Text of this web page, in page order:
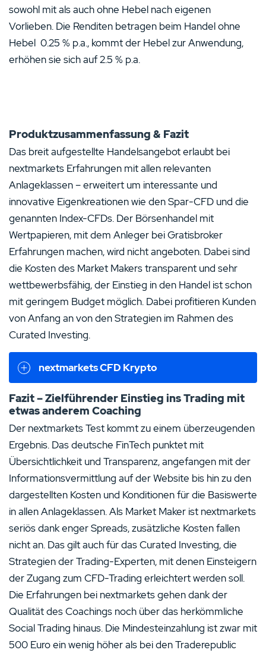
sowohl mit als auch ohne Hebel nach eigenen
Vorlieben. Die Renditen betragen beim Handel ohne
Hebel 0.25 % p.a., kommt der Hebel zur Anwendung,
erhöhen sie sich auf 2.5 % p.a.
Produktzusammenfassung & Fazit
Das breit aufgestellte Handelsangebot erlaubt bei
nextmarkets Erfahrungen mit allen relevanten
Anlageklassen – erweitert um interessante und
innovative Eigenkreationen wie den Spar-CFD und die
genannten Index-CFDs. Der Börsenhandel mit
Wertpapieren, mit dem Anleger bei Gratisbroker
Erfahrungen machen, wird nicht angeboten. Dabei sind
die Kosten des Market Makers transparent und sehr
wettbewerbsfähig, der Einstieg in den Handel ist schon
mit geringem Budget möglich. Dabei profitieren Kunden
von Anfang an von den Strategien im Rahmen des
Curated Investing.
nextmarkets CFD Krypto
Fazit – Zielführender Einstieg ins Trading mit
etwas anderem Coaching
Der nextmarkets Test kommt zu einem überzeugenden
Ergebnis. Das deutsche FinTech punktet mit
Übersichtlichkeit und Transparenz, angefangen mit der
Informationsvermittlung auf der Website bis hin zu den
dargestellten Kosten und Konditionen für die Basiswerte
in allen Anlageklassen. Als Market Maker ist nextmarkets
seriös dank enger Spreads, zusätzliche Kosten fallen
nicht an. Das gilt auch für das Curated Investing, die
Strategien der Trading-Experten, mit denen Einsteigern
der Zugang zum CFD-Trading erleichtert werden soll.
Die Erfahrungen bei nextmarkets gehen dank der
Qualität des Coachings noch über das herkömmliche
Social Trading hinaus. Die Mindesteinzahlung ist zwar mit
500 Euro ein wenig höher als bei den Traderepublic